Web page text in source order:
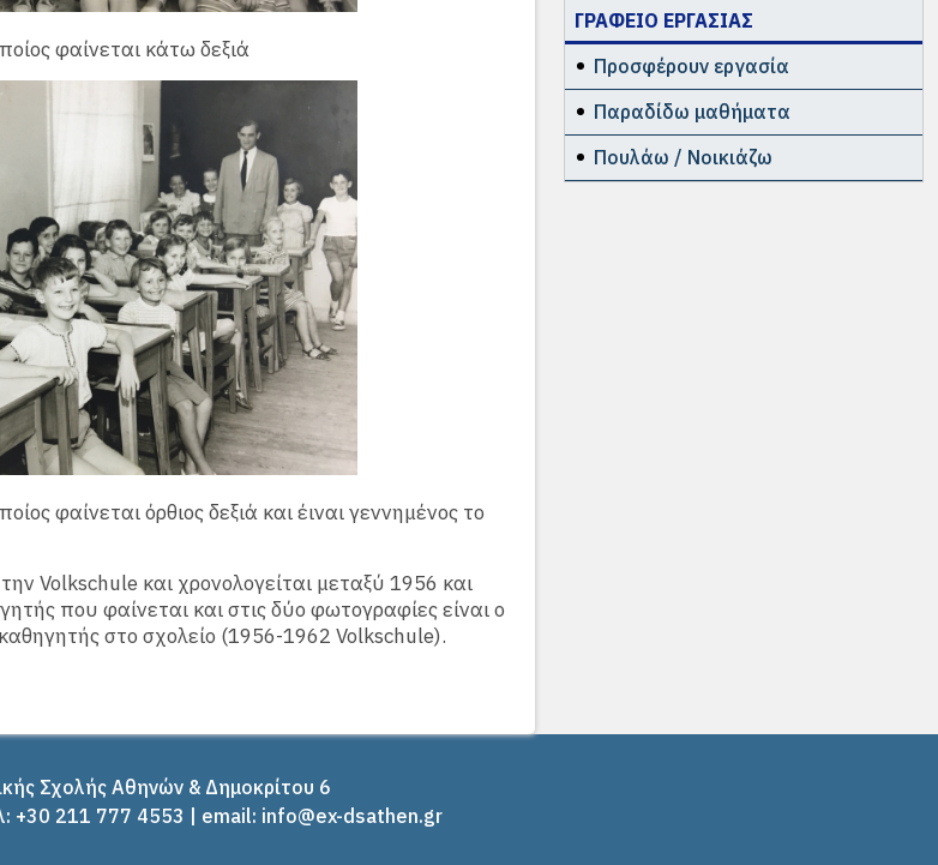
φαίνεται κάτω δεξιά
φαίνεται όρθιος δεξιά και έιναι γεννημένος το
Volkschule και χρονολογείται μεταξύ 1956 και
που φαίνεται και στις δύο φωτογραφίες είναι ο
στο σχολείο (1956-1962 Volkschule).
ΓΡΑΦΕΙΟ ΕΡΓΑΣΙΑΣ
Προσφέρουν εργασία
Παραδίδω μαθήματα
Πουλάω / Νοικιάζω
Σχολής Αθηνών & Δημοκρίτου 6
+30 211 777 4553 | email: info@ex-dsathen.gr